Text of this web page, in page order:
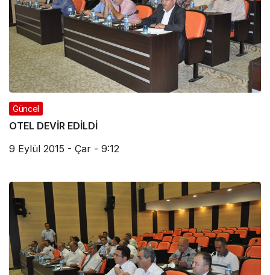
Güncel
OTEL DEVİR EDİLDİ
9 Eylül 2015 - Çar - 9:12